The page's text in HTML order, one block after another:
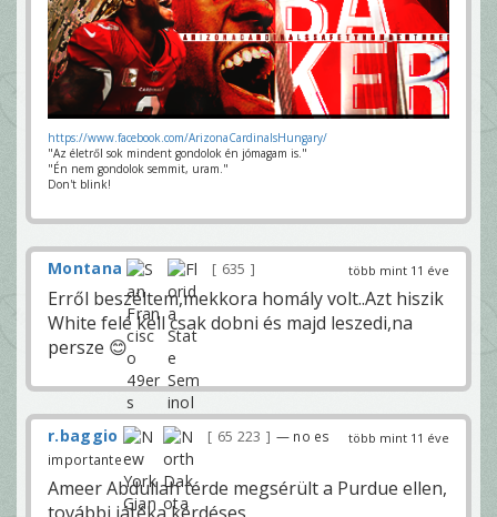
https://www.facebook.com/ArizonaCardinalsHungary/
"Az életről sok mindent gondolok én jómagam is."
"Én nem gondolok semmit, uram."
Don't blink!
több mint 11 éve
Montana 635
Erről beszéltem,mekkora homály volt..Azt hiszik
White felé kell csak dobni és majd leszedi,na
persze 😊
több mint 11 éve
r.baggio 65 223
— no es
importante
Ameer Abdullah térde megsérült a Purdue ellen,